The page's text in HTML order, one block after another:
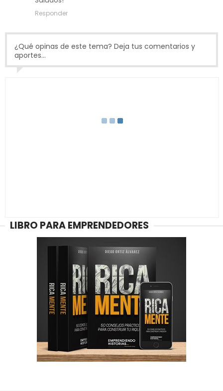
Responder
¿Qué opinas de este tema? Deja tus comentarios y
aportes...
LIBRO PARA EMPRENDEDORES